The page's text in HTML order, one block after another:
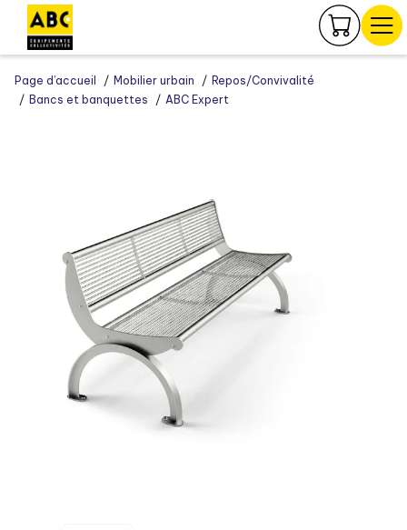
Page d’accueil Mobilier urbain
Repos/Convivalité
Bancs et banquettes
ABC Expert
Panneau de gestion des cookies